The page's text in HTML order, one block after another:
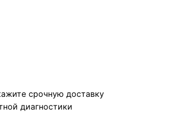
срочную доставку
диагностики